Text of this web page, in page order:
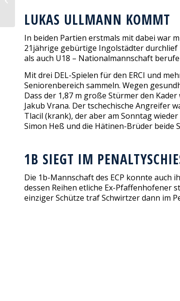
LUKAS ULLMANN KOMMT
In beiden Partien erstmals mit dabei war
21jährige gebürtige Ingolstädter durchlief
als auch U18 – Nationalmannschaft
Mit drei DEL-Spielen für den ERCI und
Seniorenbereich sammeln. Wegen
Dass der 1,87 m große Stürmer den
Jakub Vrana. Der tschechische Angreifer
Tlacil (krank), der aber am Sonntag
Simon Heß und die Hätinen-Brüder beide
1B SIEGT IM
Die 1b-Mannschaft des ECP konnte auch
dessen Reihen etliche Ex-Pfaffenhofener
einziger Schütze traf Schwirtzer dann im